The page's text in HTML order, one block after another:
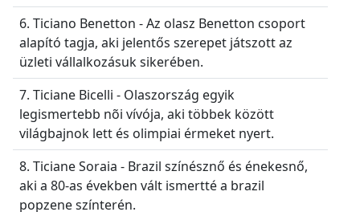
6. Ticiano Benetton - Az olasz Benetton csoport
alapító tagja, aki jelentős szerepet játszott az
üzleti vállalkozásuk sikerében.
7. Ticiane Bicelli - Olaszország egyik
legismertebb nõi vívója, aki többek között
világbajnok lett és olimpiai érmeket nyert.
8. Ticiane Soraia - Brazil színésznő és énekesnő,
aki a 80-as években vált ismertté a brazil
popzene színterén.